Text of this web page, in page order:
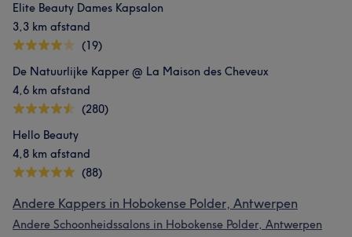
Elite Beauty Dames Kapsalon
3,3 km afstand
(19)
De Natuurlijke Kapper @ La Maison des Cheveux
4,6 km afstand
(280)
Hello Beauty
4,8 km afstand
(88)
Andere Kappers in Hobokense Polder, Antwerpen
Andere Schoonheidssalons in Hobokense Polder, Antwerpen